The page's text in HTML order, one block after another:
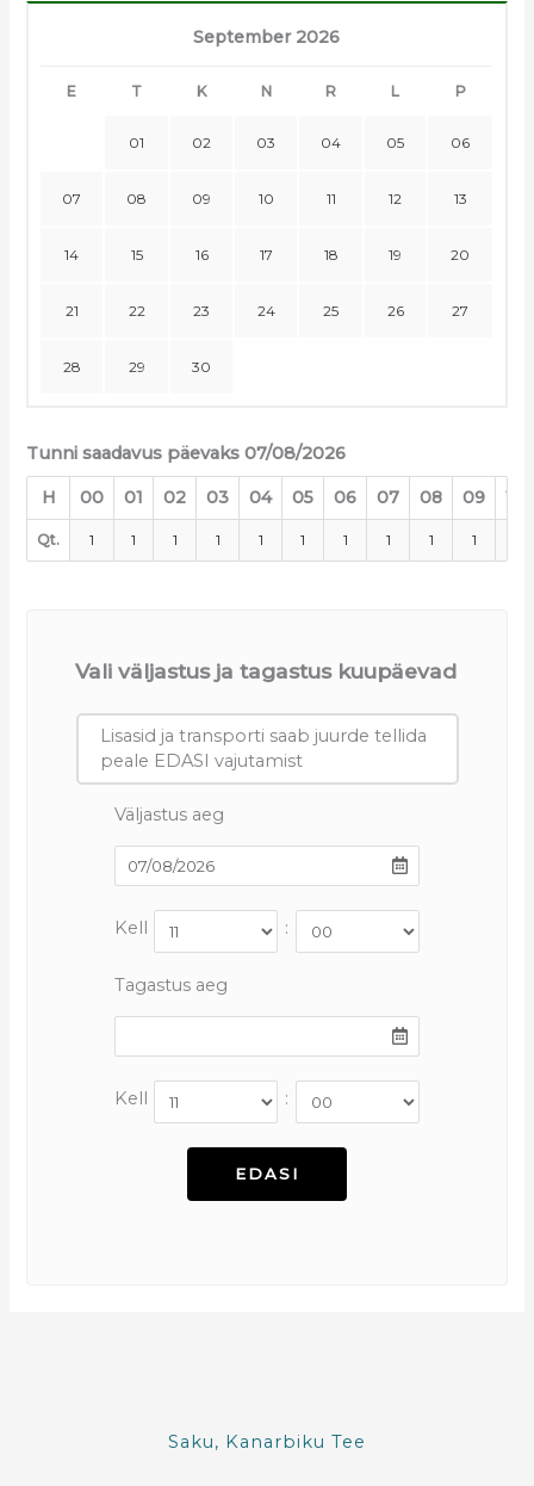
September 2026
E T K N R L P
01 02 03 04 05 06
07 08 09 10 11 12 13
14 15 16 17 18 19 20
21 22 23 24 25 26 27
28 29 30
Tunni saadavus päevaks 07/08/2026
H 00 01 02 03 04 05 06 07 08 09 10
Qt. 1 1 1 1 1 1 1 1 1 1
Vali väljastus ja tagastus kuupäevad
Lisasid ja transporti saab juurde tellida
peale EDASI vajutamist
Väljastus aeg
Kell :
Tagastus aeg
Kell :
Saku, Kanarbiku Tee